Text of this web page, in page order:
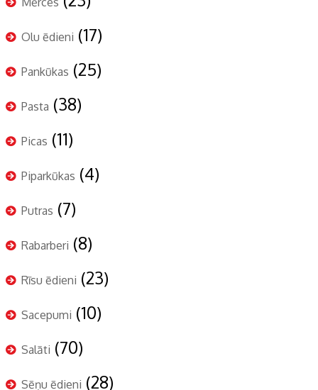
Olu ēdieni (17)
Pankūkas (25)
Pasta (38)
Picas (11)
Piparkūkas (4)
Putras (7)
Rabarberi (8)
Rīsu ēdieni (23)
Sacepumi (10)
Salāti (70)
Sēņu ēdieni (28)